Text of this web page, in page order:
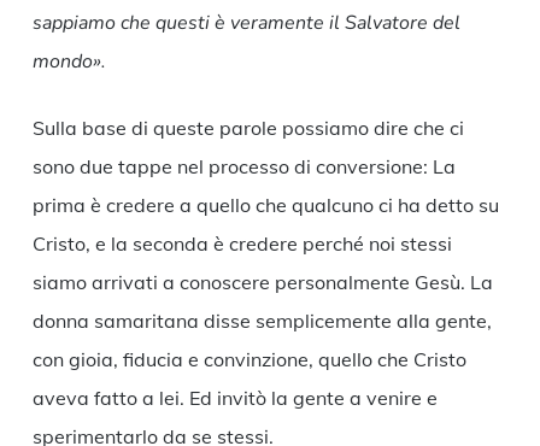
sappiamo che questi è veramente il Salvatore del
mondo».
Sulla base di queste parole possiamo dire che ci
sono due tappe nel processo di conversione: La
prima è credere a quello che qualcuno ci ha detto su
Cristo, e la seconda è credere perché noi stessi
siamo arrivati a conoscere personalmente Gesù. La
donna samaritana disse semplicemente alla gente,
con gioia, fiducia e convinzione, quello che Cristo
aveva fatto a lei. Ed invitò la gente a venire e
sperimentarlo da se stessi.